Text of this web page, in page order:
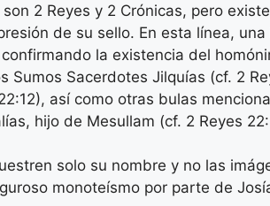
2 Reyes y 2 Crónicas, pero
de su sello. En esta línea,
la existencia del
Sacerdotes Jilquías (cf. 2
así como otras bulas
hijo de Mesullam (cf. 2 Reyes
solo su nombre y no las
monoteísmo por parte de